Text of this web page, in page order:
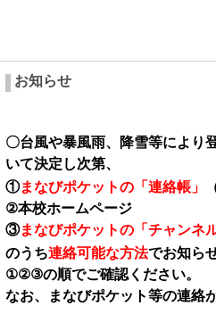
お知らせ
〇台風や暴風雨、 降雪等により
いて決定し次第、
①まなびポケットの「連絡帳」
②本校ホームページ
③まなびポケットの「チャンネル
のうち連絡可能な方法でお知ら
①②③の順でご確認ください。
なお、まなびポケット等の連絡